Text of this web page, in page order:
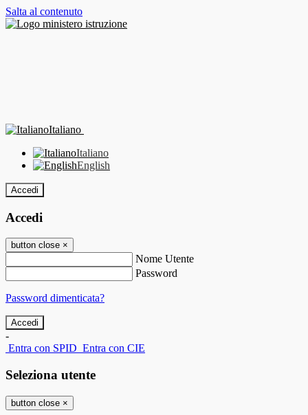
Salta al contenuto
Italiano
Italiano
English
Accedi
Accedi
button close ×
Nome Utente
Password
Password dimenticata?
-
Entra con SPID Entra con CIE
Seleziona utente
button close ×